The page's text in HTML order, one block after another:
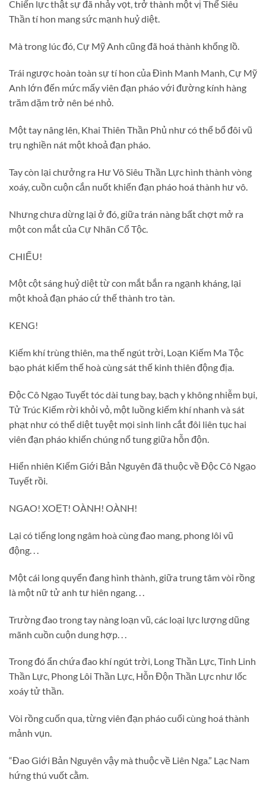
Chiến lực thật sự đã nhảy vọt, trở thành một vị Thể Siêu
Thần tí hon mang sức mạnh huỷ diệt.
Mà trong lúc đó, Cự Mỹ Anh cũng đã hoá thành khổng lồ.
Trái ngược hoàn toàn sự tí hon của Đình Manh Manh, Cự Mỹ
Anh lớn đến mức mấy viên đạn pháo với đường kính hàng
trăm dặm trở nên bé nhỏ.
Một tay nâng lên, Khai Thiên Thần Phủ như có thể bổ đôi vũ
trụ nghiền nát một khoả đạn pháo.
Tay còn lại chưởng ra Hư Vô Siêu Thần Lực hình thành vòng
xoáy, cuồn cuộn cắn nuốt khiến đạn pháo hoá thành hư vô.
Nhưng chưa dừng lại ở đó, giữa trán nàng bất chợt mở ra
một con mắt của Cự Nhãn Cổ Tộc.
CHIẾU!
Một cột sáng huỷ diệt từ con mắt bắn ra ngạnh kháng, lại
một khoả đạn pháo cứ thế thành tro tàn.
KENG!
Kiếm khí trùng thiên, ma thế ngút trời, Loạn Kiếm Ma Tộc
bạo phát kiếm thế hoà cùng sát thế kinh thiên động địa.
Độc Cô Ngạo Tuyết tóc dài tung bay, bạch y không nhiễm bụi,
Tử Trúc Kiếm rời khỏi vỏ, một luồng kiếm khí nhanh và sát
phạt như có thể diệt tuyệt mọi sinh linh cắt đôi liên tục hai
viên đạn pháo khiến chúng nổ tung giữa hỗn độn.
Hiển nhiên Kiếm Giới Bản Nguyên đã thuộc về Độc Cô Ngạo
Tuyết rồi.
NGAO! XOẸT! OÀNH! OÀNH!
Lại có tiếng long ngâm hoà cùng đao mang, phong lôi vũ
động. . .
Một cái long quyển đang hình thành, giữa trung tâm vòi rồng
là một nữ tử anh tư hiên ngang. . .
Trường đao trong tay nàng loạn vũ, các loại lực lượng dũng
mãnh cuồn cuộn dung hợp. . .
Trong đó ẩn chứa đao khí ngút trời, Long Thần Lực, Tinh Linh
Thần Lực, Phong Lôi Thần Lực, Hỗn Độn Thần Lực như lốc
xoáy tử thần.
Vòi rồng cuốn qua, từng viên đạn pháo cuối cùng hoá thành
mảnh vụn.
“Đao Giới Bản Nguyên vậy mà thuộc về Liên Nga.” Lạc Nam
hứng thú vuốt cằm.